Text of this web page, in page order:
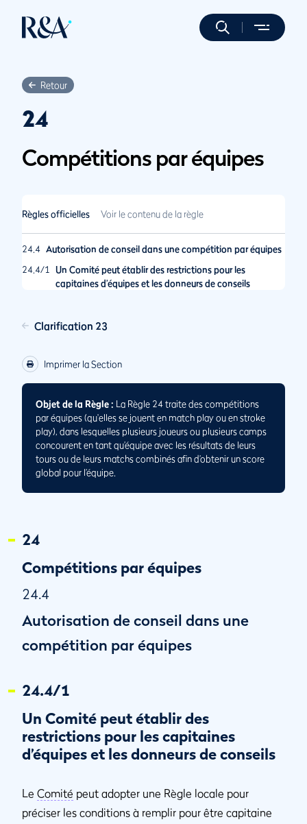
Retour
24
Compétitions par équipes
Règles officielles Voir le contenu de la règle
24.4 Autorisation de conseil dans une compétition par équipes
24.4/1
Un Comité peut établir des restrictions pour les
capitaines d’équipes et les donneurs de conseils
Clarification 23
Imprimer la Section
Objet de la Règle : La Règle 24 traite des compétitions
par équipes (qu'elles se jouent en match play ou en stroke
play), dans lesquelles plusieurs joueurs ou plusieurs camps
concourent en tant qu’équipe avec les résultats de leurs
tours ou de leurs matchs combinés afin d’obtenir un score
global pour l’équipe.
24
Compétitions par équipes
24.4
Autorisation de conseil dans une
compétition par équipes
24.4/1
Un Comité peut établir des
restrictions pour les capitaines
d’équipes et les donneurs de conseils
Le Comité peut adopter une Règle locale pour
préciser les conditions à remplir pour être capitaine